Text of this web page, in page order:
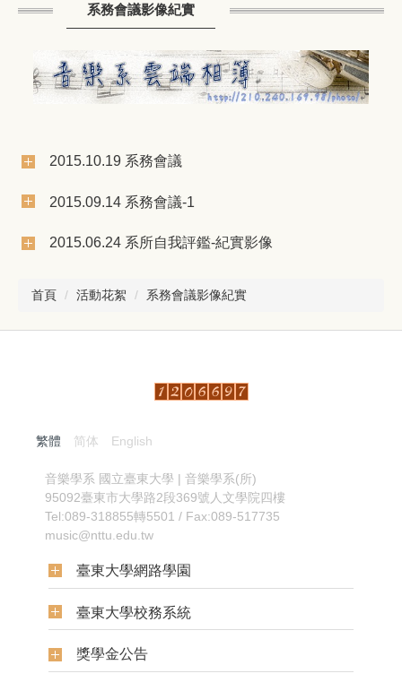
系務會議影像紀實
2015.10.19 系務會議
2015.09.14 系務會議-1
2015.06.24 系所自我評鑑-紀實影像
首頁 活動花絮 系務會議影像紀實
繁體 简体
English
音樂學系 國立臺東大學 | 音樂學系(所)
95092臺東市大學路2段369號人文學院四樓
Tel:089-318855轉5501 / Fax:089-517735
music@nttu.edu.tw
臺東大學網路學園
臺東大學校務系統
獎學金公告